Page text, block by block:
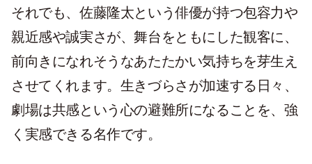
それでも、佐藤隆太という俳優が持つ包容力や
親近感や誠実さが、舞台をともにした観客に、
前向きになれそうなあたたかい気持ちを芽生え
させてくれます。生きづらさが加速する日々、
劇場は共感という心の避難所になることを、強
く実感できる名作です。